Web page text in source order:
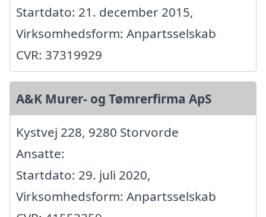
Startdato: 21. december 2015,
Virksomhedsform: Anpartsselskab
CVR: 37319929
A&K Murer- og Tømrerfirma ApS
Kystvej 228, 9280 Storvorde
Ansatte:
Startdato: 29. juli 2020,
Virksomhedsform: Anpartsselskab